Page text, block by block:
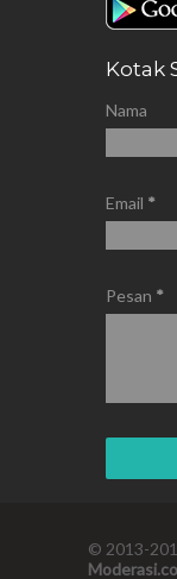
Kotak
Nama
Email *
Pesan *
© 2013-